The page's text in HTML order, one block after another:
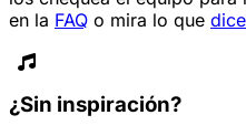
en la FAQ o mira lo que
¿Sin inspiración?